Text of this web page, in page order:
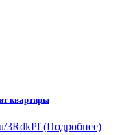
квартиры
3RdkPf (Подробнее)